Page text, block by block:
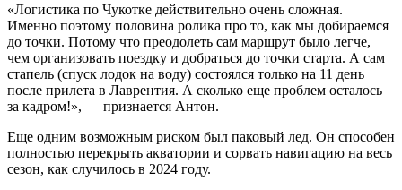
«Логистика по Чукотке действительно очень сложная.
Именно поэтому половина ролика про то, как мы добираемся
до точки. Потому что преодолеть сам маршрут было легче,
чем организовать поездку и добраться до точки старта. А сам
стапель (спуск лодок на воду) состоялся только на 11 день
после прилета в Лаврентия. А сколько еще проблем осталось
за кадром!», — признается Антон.
Еще одним возможным риском был паковый лед. Он способен
полностью перекрыть акватории и сорвать навигацию на весь
сезон, как случилось в 2024 году.